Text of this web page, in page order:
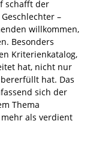
schafft der
–
willkommen,
Besonders
Kriterienkatalog,
hat, nicht nur
hat. Das
sich der
Thema
als verdient